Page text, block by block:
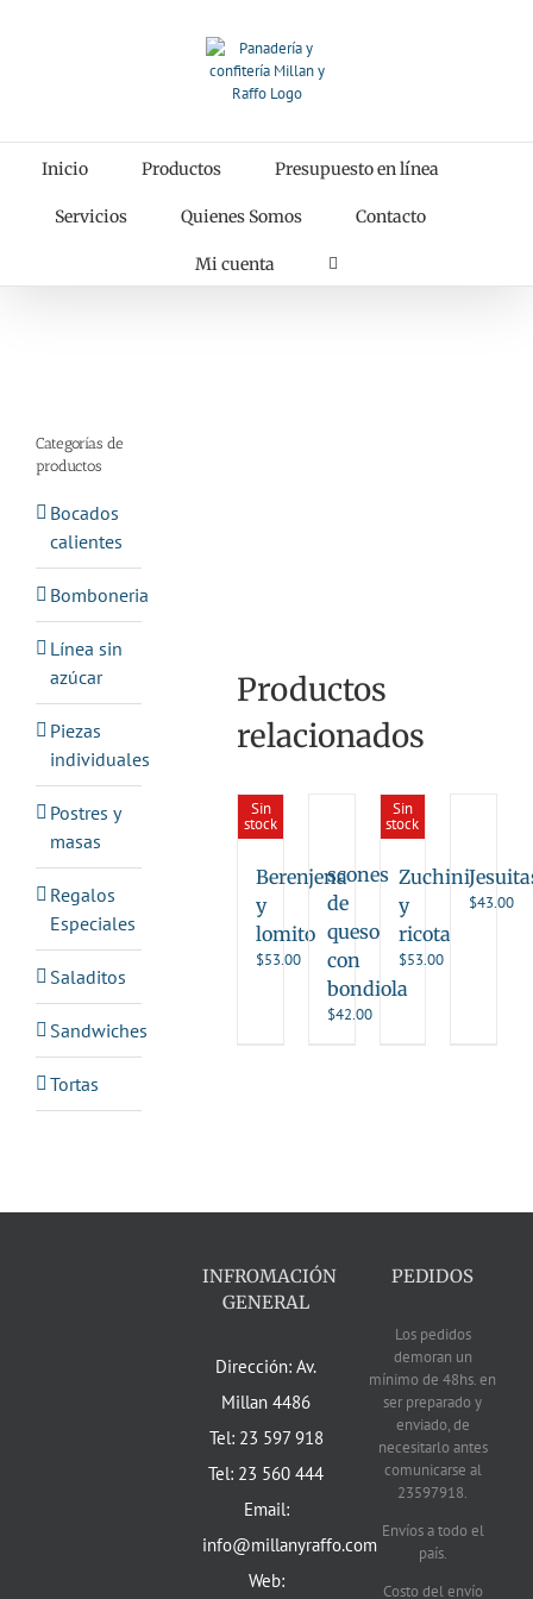
Inicio Productos Presupuesto en línea
Servicios Quienes Somos Contacto
Mi cuenta
Productos
relacionados
Sin
stock
Berenjena
y
lomito
$53.00
scones
de
queso
con
bondiola
$42.00
Sin
stock
Zuchini
y
ricota
$53.00
$43.00
Categorías de
productos
Bocados
calientes
Bomboneria
Línea sin
azúcar
Piezas
individuales
Postres y
masas
Regalos
Especiales
Saladitos
Sandwiches
Tortas
INFROMACIÓN
GENERAL
Dirección: Av.
Millan 4486
Tel: 23 597 918
Tel: 23 560 444
Email:
info@millanyraffo.com
Web:
PEDIDOS
Los pedidos
demoran un
mínimo de 48hs. en
ser preparado y
enviado, de
necesitarlo antes
comunicarse al
23597918.
Envíos a todo el
país.
Costo del envío